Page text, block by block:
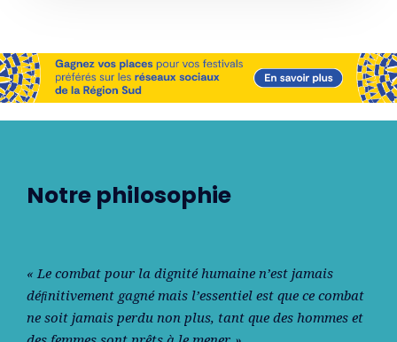
Notre philosophie
« Le combat pour la dignité humaine n’est jamais
déﬁnitivement gagné mais l’essentiel est que ce combat
ne soit jamais perdu non plus, tant que des hommes et